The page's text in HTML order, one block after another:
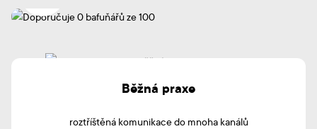
Běžná praxe
roztříštěná komunikace do mnoha kanálů